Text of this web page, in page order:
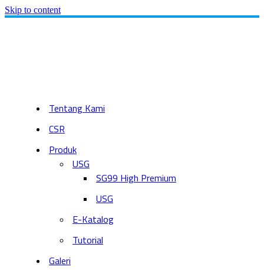
Skip to content
Tentang Kami
CSR
Produk
USG
SG99 High Premium
USG
E-Katalog
Tutorial
Galeri